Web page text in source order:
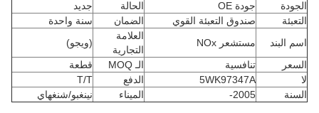
الجودة جودة OE الحالة
جديد
التعبئة
صندوق التعبئة القوي الضمان
سنة واحدة
اسم البند
مستشعر NOx
العلامة
التجارية
(ويجو)
السعر
تنافسية الـ MOQ
قطعة
لا
5WK97347A الدفع
T/T
السنة
2005- الميناء نينغبو/شنغهاي